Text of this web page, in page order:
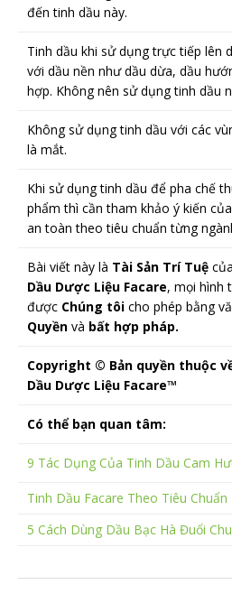
đến tinh dầu này.
Tinh dầu khi sử dụng trực tiếp lên
với dầu nền như dầu dừa, dầu
hợp. Không nên sử dụng tinh dầu
Không sử dụng tinh dầu với các
là mắt.
Khi sử dụng tinh dầu để pha chế
phẩm thì cần tham khảo ý kiến
an toàn theo tiêu chuẩn từng
Bài viết này là Tài Sản Trí Tuệ của
Dầu Dược Liệu Facare, mọi hình
được Chúng tôi cho phép bằng
Quyền và bất hợp pháp.
Copyright © Bản quyền thuộc
Dầu Dược Liệu Facare™
Có thể bạn quan tâm:
9 Tác Dụng Của Tinh Dầu Cam
Tinh Dầu Facare Theo Tiêu
5 Cách Dùng Dầu Bạc Hà Đuổi